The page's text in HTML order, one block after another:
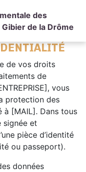
des
de la Drôme
de vos droits
de
vous
protection des
à [MAIL]. Dans tous
signée et
pièce d’identité
ou passeport).
données